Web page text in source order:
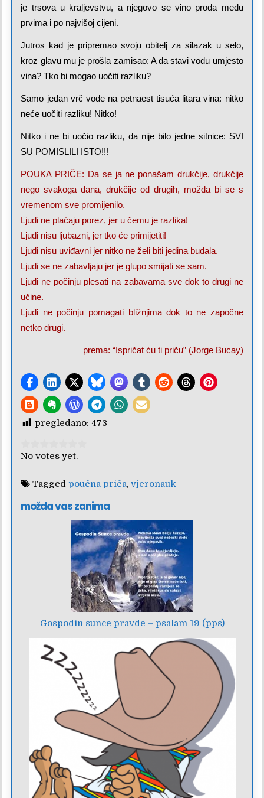
je trsova u kraljevstvu, a njegovo se vino proda među
prvima i po najvišoj cijeni.
Jutros kad je pripremao svoju obitelj za silazak u selo,
kroz glavu mu je prošla zamisao: A da stavi vodu umjesto
vina? Tko bi mogao uočiti razliku?
Samo jedan vrč vode na petnaest tisuća litara vina: nitko
neće uočiti razliku! Nitko!
Nitko i ne bi uočio razliku, da nije bilo jedne sitnice: SVI
SU POMISLILI ISTO!!!
POUKA PRIČE: Da se ja ne ponašam drukčije, drukčije
nego svakoga dana, drukčije od drugih, možda bi se s
vremenom sve promijenilo.
Ljudi ne plaćaju porez, jer u čemu je razlika!
Ljudi nisu ljubazni, jer tko će primijetiti!
Ljudi nisu uviđavni jer nitko ne želi biti jedina budala.
Ljudi se ne zabavljaju jer je glupo smijati se sam.
Ljudi ne počinju plesati na zabavama sve dok to drugi ne
učine.
Ljudi ne počinju pomagati bližnjima dok to ne započne
netko drugi.
prema: “Ispričat ću ti priču” (Jorge Bucay)
pregledano: 473
No votes yet.
Taggedpoučna priča,vjeronauk
možda vas zanima
Gospodin sunce pravde – psalam 19 (pps)